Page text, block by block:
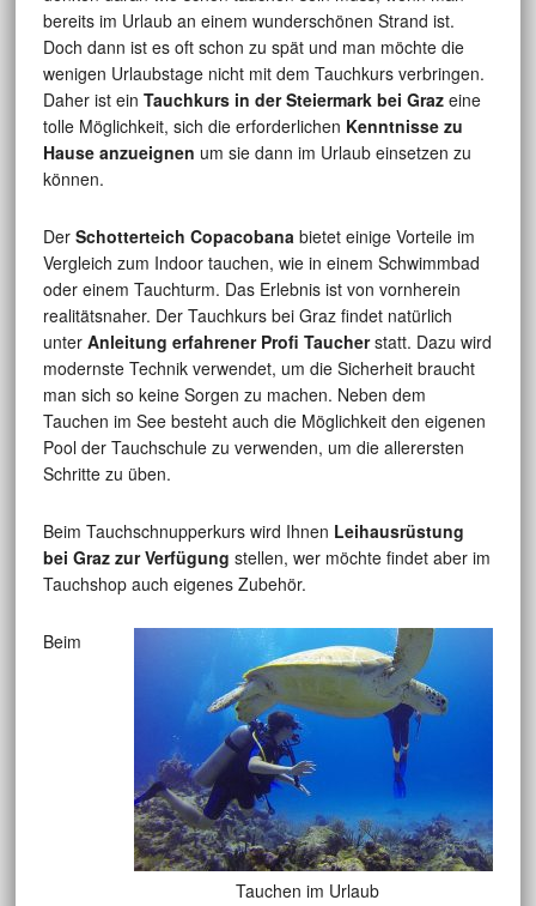
bereits im Urlaub an einem wunderschönen Strand ist.
Doch dann ist es oft schon zu spät und man möchte die
wenigen Urlaubstage nicht mit dem Tauchkurs verbringen.
Daher ist ein Tauchkurs in der Steiermark bei Grazeine
tolle Möglichkeit, sich die erforderlichen Kenntnisse zu
Hause anzueignen um sie dann im Urlaub einsetzen zu
können.
Der Schotterteich Copacobanabietet einige Vorteile im
Vergleich zum Indoor tauchen, wie in einem Schwimmbad
oder einem Tauchturm. Das Erlebnis ist von vornherein
realitätsnaher. Der Tauchkurs bei Graz findet natürlich
unter Anleitung erfahrener Profi Taucherstatt. Dazu wird
modernste Technik verwendet, um die Sicherheit braucht
man sich so keine Sorgen zu machen. Neben dem
Tauchen im See besteht auch die Möglichkeit den eigenen
Pool der Tauchschule zu verwenden, um die allerersten
Schritte zu üben.
Beim Tauchschnupperkurs wird Ihnen Leihausrüstung
bei Graz zur Verfügung stellen, wer möchte findet aber im
Tauchshop auch eigenes Zubehör.
Tauchen im Urlaub
Beim